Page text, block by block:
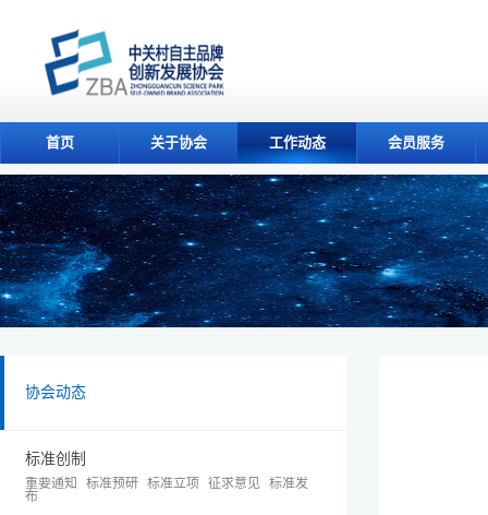
首页 关于协会 工作动态 会员服务
协会动态
标准创制
重要通知 标准预研 标准立项 征求意见 标准发
布